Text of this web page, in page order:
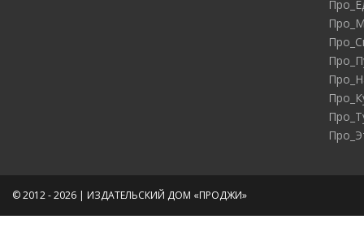
© 2012 - 2026 | ИЗДАТЕЛЬСКИЙ ДОМ «ПРОДЖИ»